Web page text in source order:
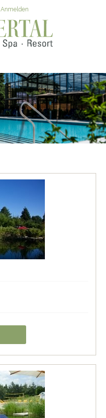
Anmelden